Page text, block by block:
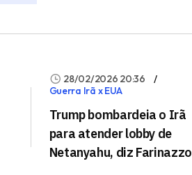
28/02/2026 20:36
Guerra Irã x EUA
Trump bombardeia o Irã
para atender lobby de
Netanyahu, diz Farinazzo